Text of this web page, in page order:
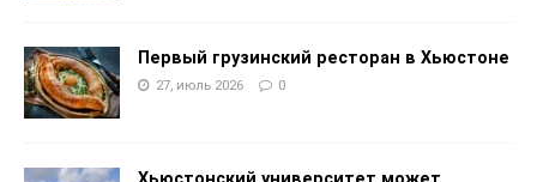
Первый грузинский ресторан в Хьюстоне
27, июль 2026 0